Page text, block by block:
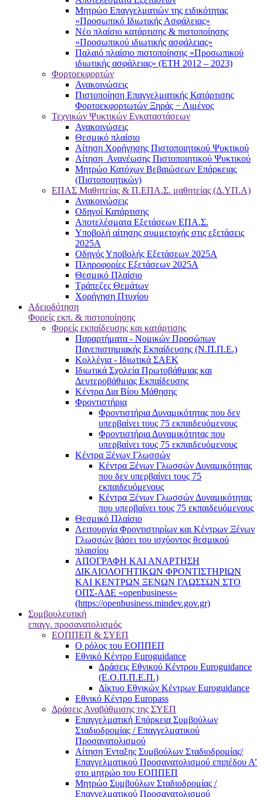
Μητρώο Επαγγελματιών της ειδικότητας
«Προσωπικό Ιδιωτικής Ασφάλειας»
Νέο πλαίσιο κατάρτισης & πιστοποίησης
«Προσωπικού ιδιωτικής ασφάλειας»
Παλαιό πλαίσιο πιστοποίησης «Προσωπικού
ιδιωτικής ασφάλειας» (ΕΤΗ 2012 – 2023)
Φορτοεκφορτών
Ανακοινώσεις
Πιστοποίηση Επαγγελματικής Κατάρτισης
Φορτοεκφορτωτών Ξηράς − Λιμένος
Τεχνικών Ψυκτικών Εγκαταστάσεων
Ανακοινώσεις
Θεσμικό πλαίσιο
Αίτηση Χορήγησης Πιστοποιητικού Ψυκτικού
Αίτηση Ανανέωσης Πιστοποιητικού Ψυκτικού
Μητρώο Κατόχων Βεβαιώσεων Επάρκειας
(Πιστοποιητικών)
ΕΠΑΣ Μαθητείας & Π.ΕΠΑ.Σ. μαθητείας (Δ.ΥΠ.Α)
Ανακοινώσεις
Oδηγοί Κατάρτισης
Αποτελέσματα Εξετάσεων ΕΠΑ.Σ.
Υποβολή αίτησης συμμετοχής στις εξετάσεις
2025Α
Οδηγός Υποβολής Εξετάσεων 2025A
Πληροφορίες Εξετάσεων 2025Α
Θεσμικό Πλαίσιο
Τράπεζες Θεμάτων
Χορήγηση Πτυχίου
Αδειοδότηση
Φορείς εκπ. & πιστοποίησης
Φορείς εκπαίδευσης και κατάρτισης
Παραρτήματα - Νομικών Προσώπων
Πανεπιστημιακής Εκπαίδευσης (Ν.Π.Π.Ε.)
Κολλέγια - Ιδιωτικά ΣΑΕΚ
Ιδιωτικά Σχολεία Πρωτοβάθμιας και
Δευτεροβάθμιας Εκπαίδευσης
Κέντρα Δια Βίου Μάθησης
Φροντιστήρια
Φροντιστήρια Δυναμικότητας που δεν
υπερβαίνει τους 75 εκπαιδευόμενους
Φροντιστήρια Δυναμικότητας που
υπερβαίνει τους 75 εκπαιδευόμενους
Κέντρα Ξένων Γλωσσών
Kέντρα Ξένων Γλωσσών Δυναμικότητας
που δεν υπερβαίνει τους 75
εκπαιδευόμενους
Kέντρα Ξένων Γλωσσών Δυναμικότητας
που υπερβαίνει τους 75 εκπαιδευόμενους
Θεσμικό Πλαίσιο
Λειτουργία Φροντιστηρίων και Κέντρων Ξένων
Γλωσσών βάσει του ισχύοντος θεσμικού
πλαισίου
ΑΠΟΓΡΑΦΗ ΚΑΙ ΑΝΑΡΤΗΣΗ
ΔΙΚΑΙΟΛΟΓΗΤΙΚΩΝ ΦΡΟΝΤΙΣΤΗΡΙΩΝ
ΚΑΙ ΚΕΝΤΡΩΝ ΞΕΝΩΝ ΓΛΩΣΣΩΝ ΣΤΟ
ΟΠΣ-ΑΔΕ «openbusiness»
(https://openbusiness.mindev.gov.gr)
Συμβουλευτική
επαγγ. προσανατολισμός
ΕΟΠΠΕΠ & ΣΥΕΠ
Ο ρόλος του ΕΟΠΠΕΠ
Εθνικό Κέντρο Euroguidance
Δράσεις Εθνικού Κέντρου Euroguidance
(Ε.Ο.Π.Π.Ε.Π.)
Δίκτυο Εθνικών Κέντρων Euroguidance
Εθνικό Κέντρο Europass
Δράσεις Αναβάθμισης της ΣΥΕΠ
Επαγγελματική Επάρκεια Συμβούλων
Σταδιοδρομίας / Επαγγελματικού
Προσανατολισμού
Αίτηση Ένταξης Συμβούλων Σταδιοδρομίας/
Επαγγελματικού Προσανατολισμού επιπέδου Α’
στο μητρώο του ΕΟΠΠΕΠ
Μητρώο Συμβούλων Σταδιοδρομίας /
Επαγγελματικού Προσανατολισμού